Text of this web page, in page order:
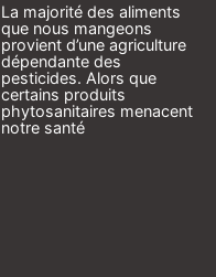
La majorité des aliments
que nous mangeons
provient d’une agriculture
dépendante des
pesticides. Alors que
certains produits
phytosanitaires menacent
notre santé